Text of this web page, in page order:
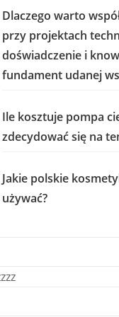
Dlaczego warto
przy projektach
doświadczenie i
fundament udanej
Ile kosztuje pompa
zdecydować się na
Jakie polskie
używać?